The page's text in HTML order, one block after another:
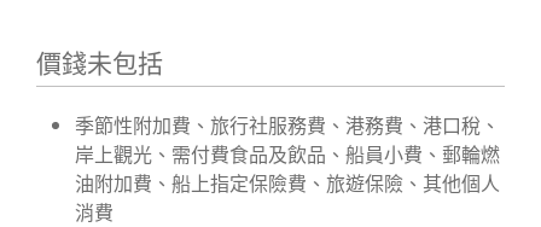
價錢未包括
季節性附加費、旅行社服務費、港務費、港口稅、
岸上觀光、需付費食品及飲品、船員小費、郵輪燃
油附加費、船上指定保險費、旅遊保險、其他個人
消費